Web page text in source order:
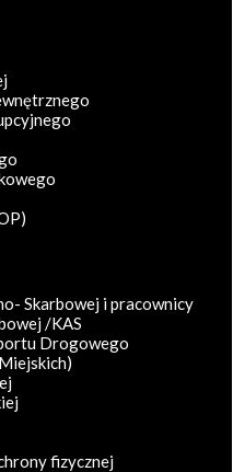
Skarbowej i pracownicy
/KAS
Drogowego
fizycznej